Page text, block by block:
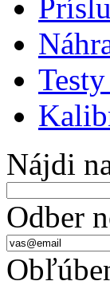
Nájdi
Odber